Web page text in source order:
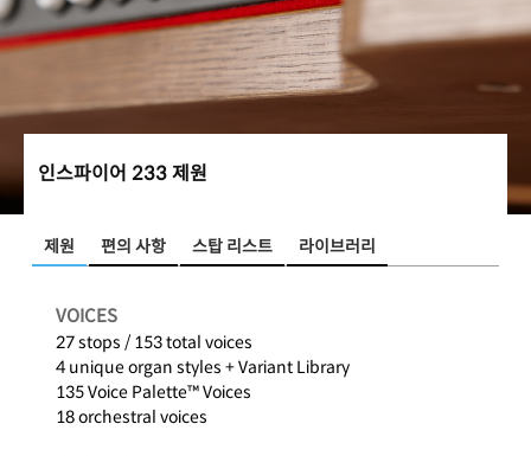
인스파이어 233 제원
제원 편의 사항 스탑 리스트 라이브러리
VOICES
27 stops / 153 total voices
4 unique organ styles + Variant Library
135 Voice Palette™ Voices
18 orchestral voices